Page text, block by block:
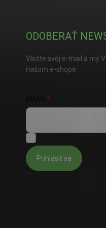
ODOBERAŤ
Vložte svoj e-mail a my
našom e-shope.
Prihlásiť sa